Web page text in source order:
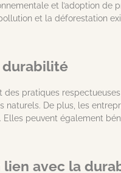
et l’adoption de
et la déforestation
durabilité
pratiques
De plus, les
peuvent également
lien avec la